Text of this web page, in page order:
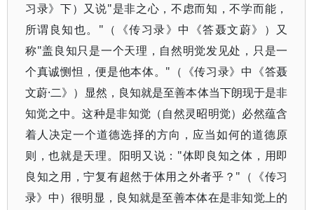
习录》下）又说"是非之心，不虑而知，不学而能，
所谓良知也。"（《传习录》中《答聂文蔚》）又
称"盖良知只是一个天理，自然明觉发见处，只是一
个真诚恻怛，便是他本体。"（《传习录》中《答聂
文蔚·二》）显然，良知就是至善本体当下朗现于是非
知觉之中。这种是非知觉（自然灵昭明觉）必然蕴含
着人决定一个道德选择的方向，应当如何的道德原
则，也就是天理。阳明又说："体即良知之体，用即
良知之用，宁复有超然于体用之外者乎？"（《传习
录》中）很明显，良知就是至善本体在是非知觉上的